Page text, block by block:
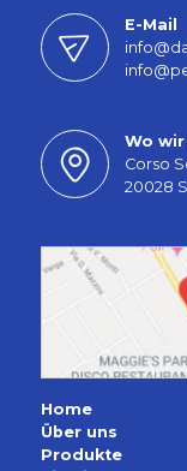
E-Mail
Wo wir
Corso
20028
Home
Über uns
Produkte